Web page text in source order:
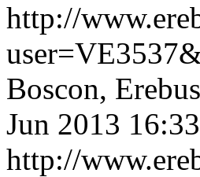
http://
Boscon,
Jun 2013
http://